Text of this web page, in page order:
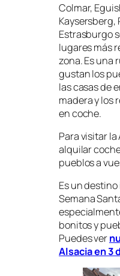
Colmar,
Kaysersberg,
Estrasburgo
lugares más
zona. Es una
gustan los
las casas de
madera y los
en coche.
Para visitar la
alquilar
pueblos a
Es un
Semana
bonitos y
Puedes ver
Alsacia en 3